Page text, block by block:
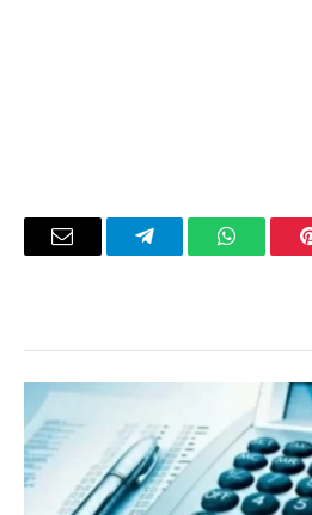
بينتيريستواتساب تيلقرام
البريد